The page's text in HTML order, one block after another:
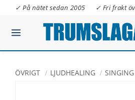
✓ På nätet sedan 2005 ✓ Fri frakt
ÖVRIGT LJUDHEALING